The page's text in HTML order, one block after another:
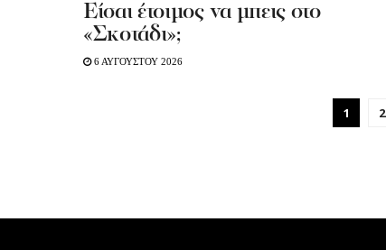
Είσαι έτοιμος να μπεις στο
«Σκοτάδι»;
6 ΑΥΓΟΥΣΤΟΥ 2026
1 2